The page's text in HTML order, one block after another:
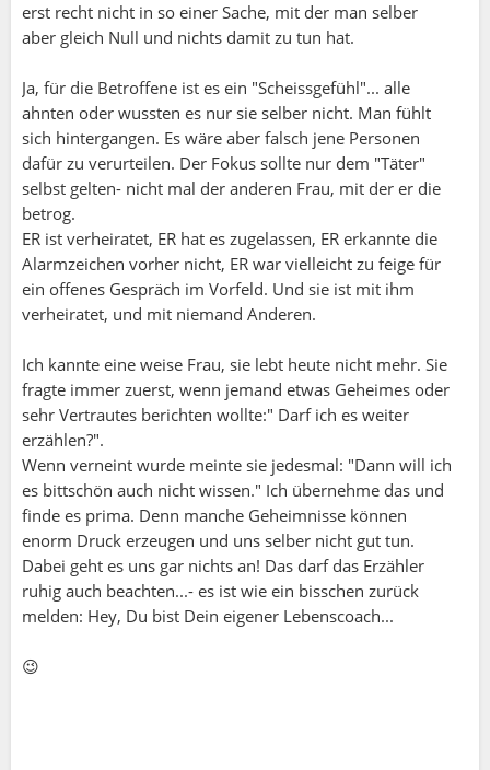
erst recht nicht in so einer Sache, mit der man selber
aber gleich Null und nichts damit zu tun hat.
Ja, für die Betroffene ist es ein "Scheissgefühl"... alle
ahnten oder wussten es nur sie selber nicht. Man fühlt
sich hintergangen. Es wäre aber falsch jene Personen
dafür zu verurteilen. Der Fokus sollte nur dem "Täter"
selbst gelten- nicht mal der anderen Frau, mit der er die
betrog.
ER ist verheiratet, ER hat es zugelassen, ER erkannte die
Alarmzeichen vorher nicht, ER war vielleicht zu feige für
ein offenes Gespräch im Vorfeld. Und sie ist mit ihm
verheiratet, und mit niemand Anderen.
Ich kannte eine weise Frau, sie lebt heute nicht mehr. Sie
fragte immer zuerst, wenn jemand etwas Geheimes oder
sehr Vertrautes berichten wollte:" Darf ich es weiter
erzählen?".
Wenn verneint wurde meinte sie jedesmal: "Dann will ich
es bittschön auch nicht wissen." Ich übernehme das und
finde es prima. Denn manche Geheimnisse können
enorm Druck erzeugen und uns selber nicht gut tun.
Dabei geht es uns gar nichts an! Das darf das Erzähler
ruhig auch beachten...- es ist wie ein bisschen zurück
melden: Hey, Du bist Dein eigener Lebenscoach...
😉
Sepp:
Toni ( Nr.1 Orginal:-):
@Ginipopini für mich auch 🤷‍♂️ da kämpfe ich
lieber ein paar Tage oder Wochen mit mir selber
und finde meinen Weg anstatt immer alles
loslassen und Gut ist. Das hört sich für mich als
den einfachsten Weg an. So weiss ich wenigstens
wie ich mich schützen oder wehren muss sollte
mir das nochmal passieren oder wenn ich wieder
auf so etwas steuere. Wenn etwas brennt lösche
ich es ja auch mit Wasser und warte nicht bis man
nichts mehr machen kann 🤷‍♂️. So und Uriella hat
jetzt fertig 😂😂😂